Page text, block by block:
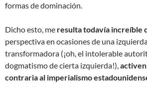
formas de dominación.
Dicho esto, me resulta todavía increíble
perspectiva en ocasiones de una
transformadora (¡oh, el intolerable
dogmatismo de cierta izquierda!),activen
contraria al imperialismo